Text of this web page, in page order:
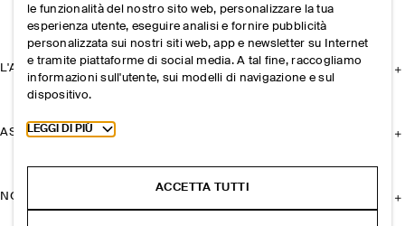
L'AZIENDA
ASSISTENZA
NOTE LEGALI
le funzionalità del nostro sito web, personalizzare la tua
esperienza utente, eseguire analisi e fornire pubblicità
personalizzata sui nostri siti web, app e newsletter su Internet
e tramite piattaforme di social media. A tal fine, raccogliamo
informazioni sull'utente, sui modelli di navigazione e sul
dispositivo.
Toggle more cookie information
LEGGI DI PIÙ
ACCETTA TUTTI